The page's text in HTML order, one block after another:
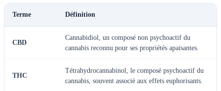
Terme Définition
CBD
Cannabidiol, un composé non psychoactif du
cannabis reconnu pour ses propriétés apaisantes.
THC
Tétrahydrocannabinol, le composé psychoactif du
cannabis, souvent associé aux effets euphorisants.